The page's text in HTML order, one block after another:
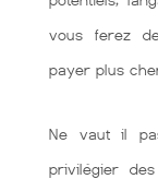
vous ferez
payer plus
Ne vaut il
privilégier